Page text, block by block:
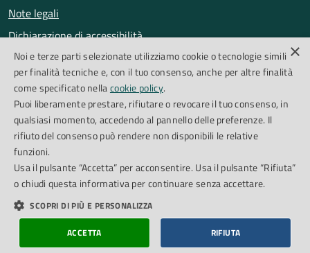
Note legali
Dichiarazione di accessibilità
Obiettivi di accessibilità
Segnalazioni accessibilità
SEGUICI SU
Facebook
Cookie Policy
Piano di miglioramento del sito
Credits
×
Noi e terze parti selezionate utilizziamo cookie o tecnologie simili
per finalità tecniche e, con il tuo consenso, anche per altre finalità
come specificato nellacookie policy.
Puoi liberamente prestare, rifiutare o revocare il tuo consenso, in
qualsiasi momento, accedendo al pannello delle preferenze. Il
rifiuto del consenso può rendere non disponibili le relative
funzioni.
Usa il pulsante “Accetta” per acconsentire. Usa il pulsante “Rifiuta”
o chiudi questa informativa per continuare senza accettare.
SCOPRI DI PIÙ E PERSONALIZZA
ACCETTA RIFIUTA